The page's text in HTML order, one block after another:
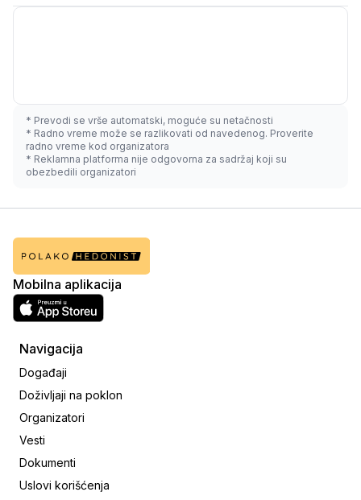
* Prevodi se vrše automatski, moguće su netačnosti
* Radno vreme može se razlikovati od navedenog. Proverite
radno vreme kod organizatora
* Reklamna platforma nije odgovorna za sadržaj koji su
obezbedili organizatori
Mobilna aplikacija
Navigacija
Događaji
Doživljaji na poklon
Organizatori
Vesti
Dokumenti
Uslovi korišćenja